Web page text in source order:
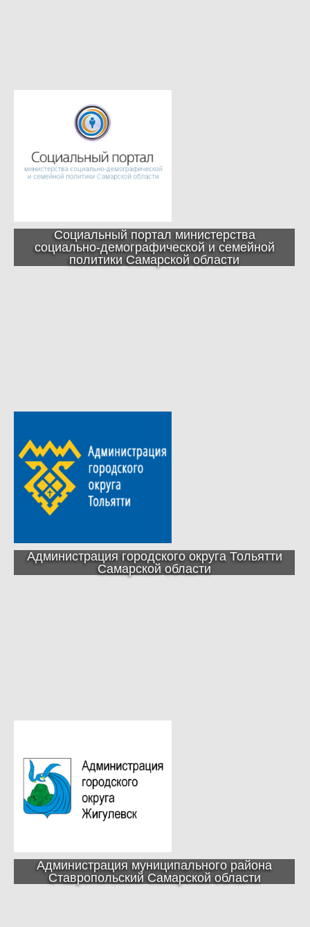
Социальный портал министерства
социально-демографической и семейной
политики Самарской области
Администрация городского округа Тольятти
Самарской области
Администрация муниципального района
Ставропольский Самарской области